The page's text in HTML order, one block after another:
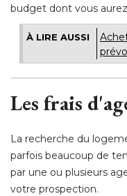
budget dont vous
À LIRE AUSSI
Les frais
La recherche du
parfois beaucoup de
par une ou plusieurs
votre prospection.